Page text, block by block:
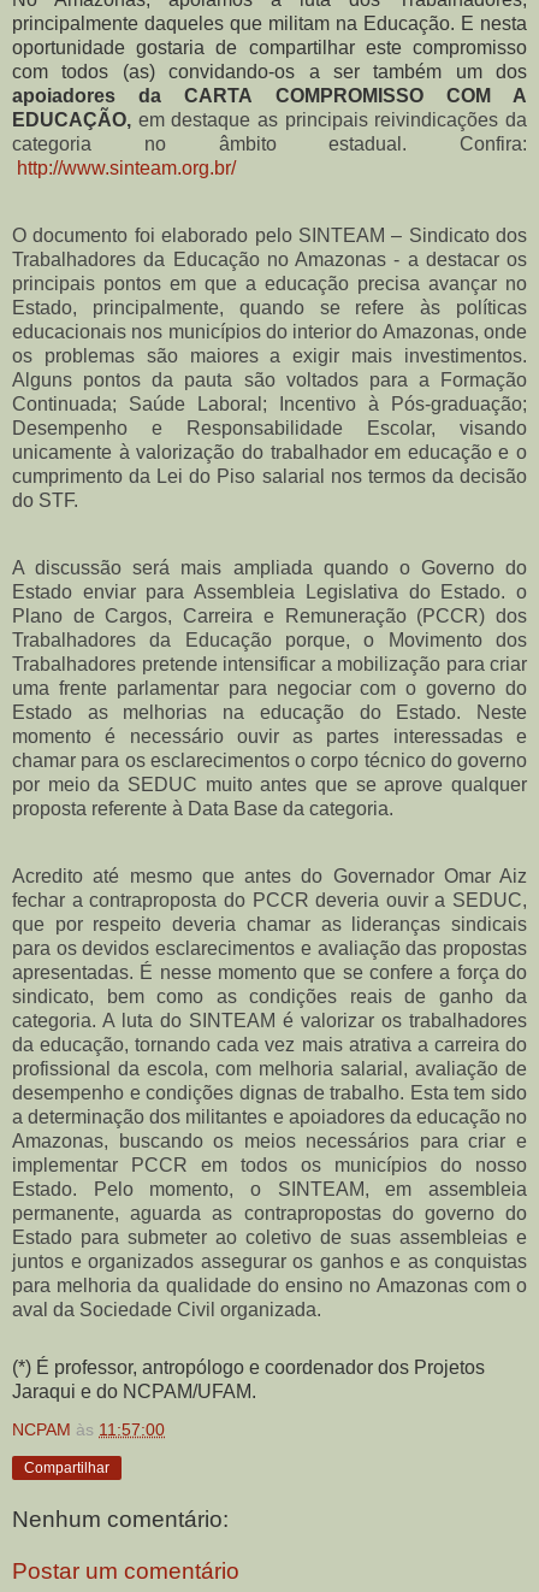
principalmente daqueles que militam na Educação. E nesta
oportunidade gostaria de compartilhar este compromisso
com todos (as) convidando-os a ser também um dos
apoiadores da CARTA COMPROMISSO COM A
EDUCAÇÃO, em destaque as principais reivindicações da
categoria no âmbito estadual. Confira:
http://www.sinteam.org.br/
O documento foi elaborado pelo SINTEAM – Sindicato dos
Trabalhadores da Educação no Amazonas - a destacar os
principais pontos em que a educação precisa avançar no
Estado, principalmente, quando se refere às políticas
educacionais nos municípios do interior do Amazonas, onde
os problemas são maiores a exigir mais investimentos.
Alguns pontos da pauta são voltados para a Formação
Continuada; Saúde Laboral; Incentivo à Pós-graduação;
Desempenho e Responsabilidade Escolar, visando
unicamente à valorização do trabalhador em educação e o
cumprimento da Lei do Piso salarial nos termos da decisão
do STF.
A discussão será mais ampliada quando o Governo do
Estado enviar para Assembleia Legislativa do Estado. o
Plano de Cargos, Carreira e Remuneração (PCCR) dos
Trabalhadores da Educação porque, o Movimento dos
Trabalhadores pretende intensificar a mobilização para criar
uma frente parlamentar para negociar com o governo do
Estado as melhorias na educação do Estado. Neste
momento é necessário ouvir as partes interessadas e
chamar para os esclarecimentos o corpo técnico do governo
por meio da SEDUC muito antes que se aprove qualquer
proposta referente à Data Base da categoria.
Acredito até mesmo que antes do Governador Omar Aiz
fechar a contraproposta do PCCR deveria ouvir a SEDUC,
que por respeito deveria chamar as lideranças sindicais
para os devidos esclarecimentos e avaliação das propostas
apresentadas. É nesse momento que se confere a força do
sindicato, bem como as condições reais de ganho da
categoria. A luta do SINTEAM é valorizar os trabalhadores
da educação, tornando cada vez mais atrativa a carreira do
profissional da escola, com melhoria salarial, avaliação de
desempenho e condições dignas de trabalho. Esta tem sido
a determinação dos militantes e apoiadores da educação no
Amazonas, buscando os meios necessários para criar e
implementar PCCR em todos os municípios do nosso
Estado. Pelo momento, o SINTEAM, em assembleia
permanente, aguarda as contrapropostas do governo do
Estado para submeter ao coletivo de suas assembleias e
juntos e organizados assegurar os ganhos e as conquistas
para melhoria da qualidade do ensino no Amazonas com o
aval da Sociedade Civil organizada.
(*) É professor, antropólogo e coordenador dos Projetos
Jaraqui e do NCPAM/UFAM.
NCPAM às 11:57:00
Compartilhar
Nenhum comentário:
Postar um comentário